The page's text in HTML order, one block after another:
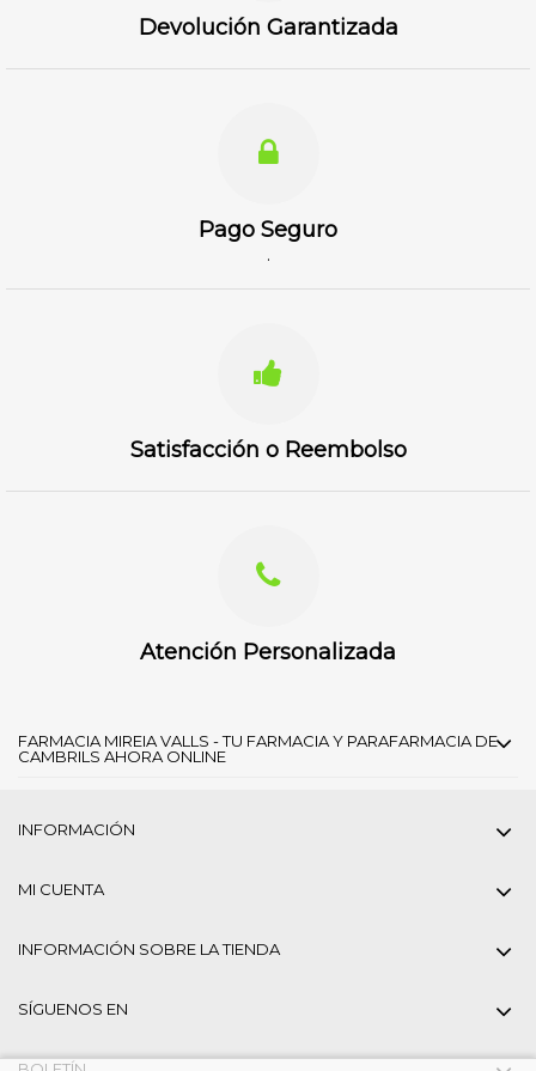
Devolución Garantizada
Pago Seguro
.
Satisfacción o Reembolso
Atención Personalizada
FARMACIA MIREIA VALLS - TU FARMACIA Y PARAFARMACIA DE
CAMBRILS AHORA ONLINE
INFORMACIÓN
MI CUENTA
INFORMACIÓN SOBRE LA TIENDA
SÍGUENOS EN